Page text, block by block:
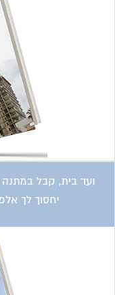
ועד בית, קבל במתנה
יחסוך לך